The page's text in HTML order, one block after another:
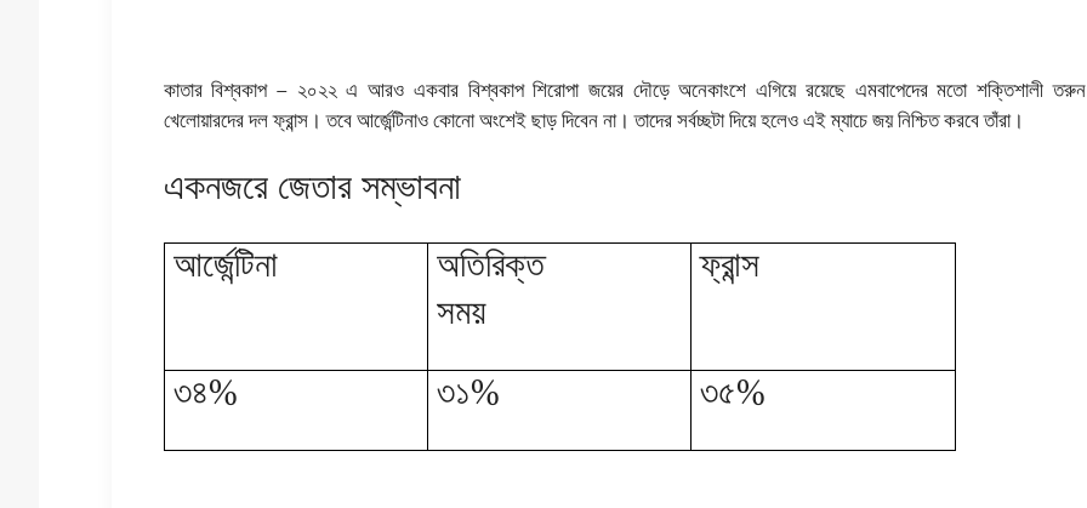
কাতার বিশ্বকাপ – ২০২২ এ আরও একবার বিশ্বকাপ শিরোপা জয়ের দৌড়ে অনেকাংশে এগিয়ে রয়েছে এমবাপেদের মতো শক্তিশালী তরুন
খেলোয়ারদের দল ফ্রান্স। তবে আর্জেন্টিনাও কোনো অংশেই ছাড় দিবেন না। তাদের সর্বচ্ছটা দিয়ে হলেও এই ম্যাচে জয় নিশ্চিত করবে তাঁরা।
একনজরে জেতার সম্ভাবনা
আর্জেন্টিনা
অতিরিক্ত
সময়
ফ্রান্স
৩৪% ৩১% ৩৫%